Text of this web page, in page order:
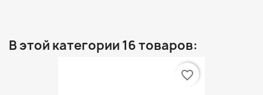
В этой категории 16 товаров:
favorite_border